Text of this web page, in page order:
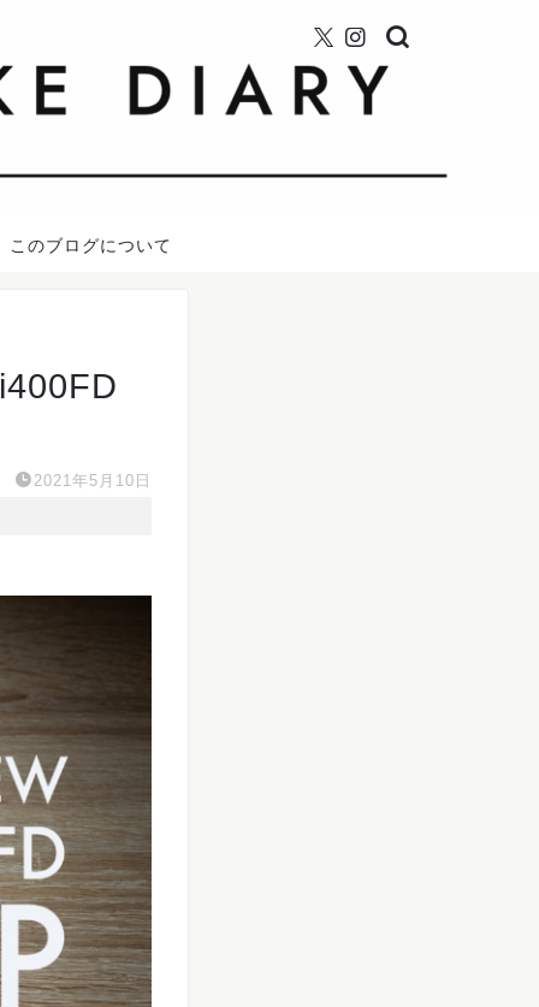
このブログについて
2021年5月10日